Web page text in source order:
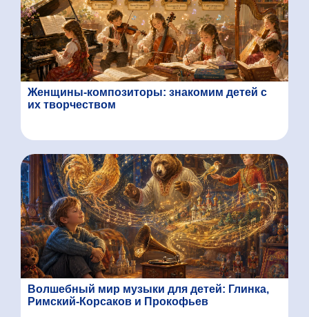
Женщины-композиторы: знакомим детей с
их творчеством
Волшебный мир музыки для детей: Глинка,
Римский‑Корсаков и Прокофьев